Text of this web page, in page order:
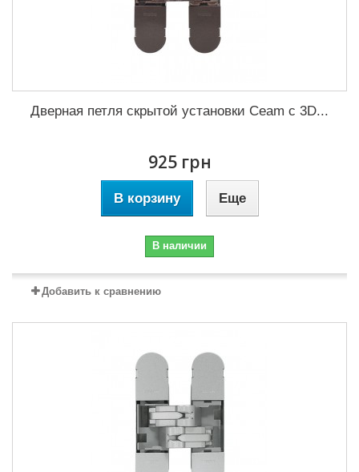
Дверная петля скрытой установки Ceam с 3D...
925 грн
В корзину Еще
В наличии
Добавить к сравнению